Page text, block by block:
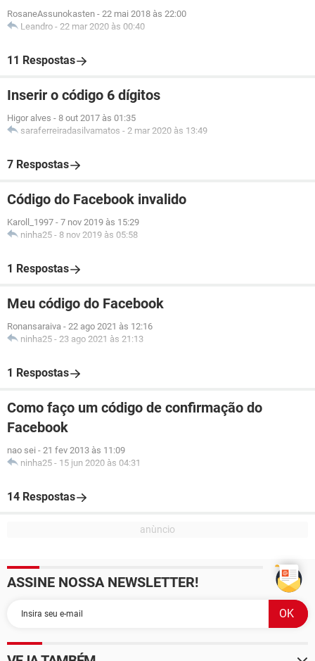
RosaneAssunokasten - 22 mai 2018 às 22:00
Leandro - 22 mar 2020 às 00:40
11 Respostas
Inserir o código 6 dígitos
Higor alves - 8 out 2017 às 01:35
saraferreiradasilvamatos - 2 mar 2020 às 13:49
7 Respostas
Código do Facebook invalido
Karoll_1997 - 7 nov 2019 às 15:29
ninha25 - 8 nov 2019 às 05:58
1 Respostas
Meu código do Facebook
Ronansaraiva - 22 ago 2021 às 12:16
ninha25 - 23 ago 2021 às 21:13
1 Respostas
Como faço um código de confirmação do
Facebook
nao sei - 21 fev 2013 às 11:09
ninha25 - 15 jun 2020 às 04:31
14 Respostas
ASSINE NOSSA NEWSLETTER!